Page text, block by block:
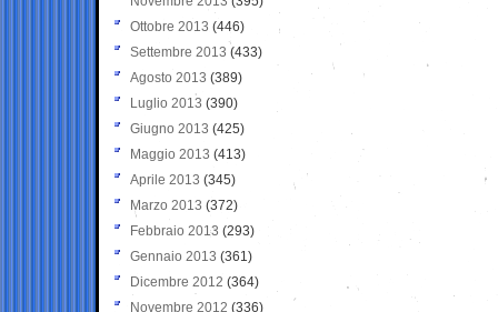
Ottobre 2013 (446)
Settembre 2013 (433)
Agosto 2013 (389)
Luglio 2013 (390)
Giugno 2013 (425)
Maggio 2013 (413)
Aprile 2013 (345)
Marzo 2013 (372)
Febbraio 2013 (293)
Gennaio 2013 (361)
Dicembre 2012 (364)
Novembre 2012 (336)